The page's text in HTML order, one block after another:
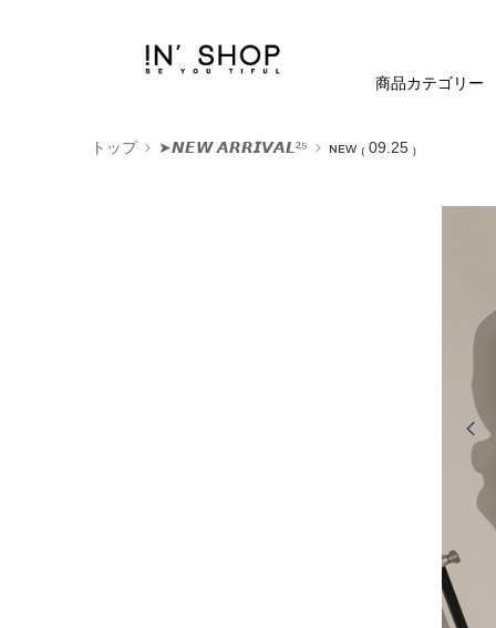
商品カテゴリー
トップ ➤𝙉𝙀𝙒 𝘼𝙍𝙍𝙄𝙑𝘼𝙇²⁵ ɴᴇᴡ ₍ 09.25 ₎